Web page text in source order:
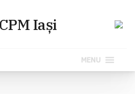
MENU